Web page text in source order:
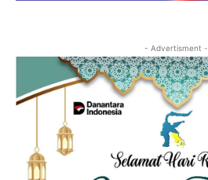
- Advertisment -